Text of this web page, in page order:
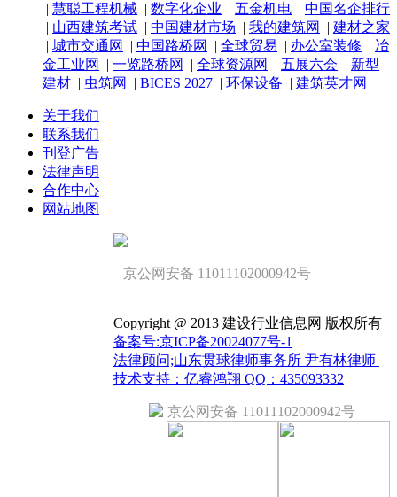
| 慧聪工程机械 | 数字化企业 | 五金机电 | 中国名企排行
| 山西建筑考试 | 中国建材市场 | 我的建筑网 | 建材之家
| 城市交通网 | 中国路桥网 | 全球贸易 | 办公室装修 | 冶
金工业网
| 一览路桥网 | 全球资源网 | 五展六会 | 新型
建材 | 虫筑网 | BICES 2027 | 环保设备 | 建筑英才网
关于我们
联系我们
刊登广告
法律声明
合作中心
网站地图
京公网安备 11011102000942号
Copyright @ 2013 建设行业信息网 版权所有
备案号:京ICP备20024077号-1
法律顾问;山东贯球律师事务所 尹有林律师
技术支持：亿睿鸿翔 QQ：435093332
京公网安备 11011102000942号